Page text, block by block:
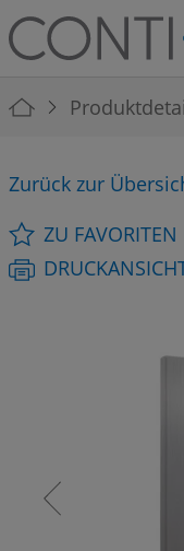
Skip to main
Skip to main content
Skip to page footer
You are here:
Zurück zur
ZU